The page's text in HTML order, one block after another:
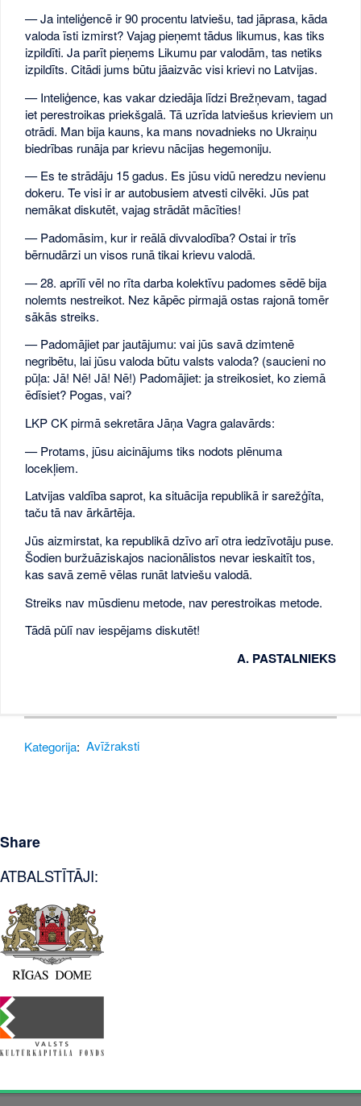
— Ja inteliģencē ir 90 procentu latviešu, tad jāprasa, kāda
valoda īsti izmirst? Vajag pieņemt tādus likumus, kas tiks
izpildīti. Ja parīt pieņems Likumu par valodām, tas netiks
izpildīts. Citādi jums būtu jāaizvāc visi krievi no Latvijas.
— Inteliģence, kas vakar dziedāja līdzi Brežņevam, tagad
iet perestroikas priekšgalā. Tā uzrīda latviešus krieviem un
otrādi. Man bija kauns, ka mans novadnieks no Ukraiņu
biedrības runāja par krievu nācijas hegemoniju.
— Es te strādāju 15 gadus. Es jūsu vidū neredzu nevienu
dokeru. Te visi ir ar autobusiem atvesti cilvēki. Jūs pat
nemākat diskutēt, vajag strādāt mācīties!
— Padomāsim, kur ir reālā divvalodība? Ostai ir trīs
bērnudārzi un visos runā tikai krievu valodā.
— 28. aprīlī vēl no rīta darba kolektīvu padomes sēdē bija
nolemts nestreikot. Nez kāpēc pirmajā ostas rajonā tomēr
sākās streiks.
— Padomājiet par jautājumu: vai jūs savā dzimtenē
negribētu, lai jūsu valoda būtu valsts valoda? (saucieni no
pūļa: Jā! Nē! Jā! Nē!) Padomājiet: ja streikosiet, ko ziemā
ēdīsiet? Pogas, vai?
LKP CK pirmā sekretāra Jāņa Vagra galavārds:
— Protams, jūsu aicinājums tiks nodots plēnuma
locekļiem.
Latvijas valdība saprot, ka situācija republikā ir sarežģīta,
taču tā nav ārkārtēja.
Jūs aizmirstat, ka republikā dzīvo arī otra iedzīvotāju puse.
Šodien buržuāziskajos nacionālistos nevar ieskaitīt tos,
kas savā zemē vēlas runāt latviešu valodā.
Streiks nav mūsdienu metode, nav perestroikas metode.
Tādā pūlī nav iespējams diskutēt!
A. PASTALNIEKS
Kategorija: Avīžraksti
Share
ATBALSTĪTĀJI: